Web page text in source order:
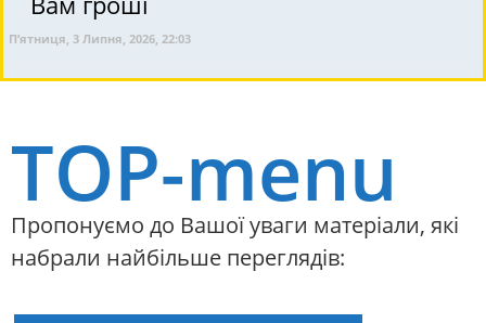
П’ятниця, 3 Липня, 2026, 22:03
TOP-menu
Пропонуємо до Вашої уваги матеріали, які
набрали найбільше переглядів: